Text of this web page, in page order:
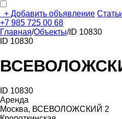
+ Добавить объявление
+7 985 725 00 68
Главная/Объекты/ID 10830
ID 10830
ID 10830
Аренда
Москва, ВСЕВОЛОЖСКИЙ 2